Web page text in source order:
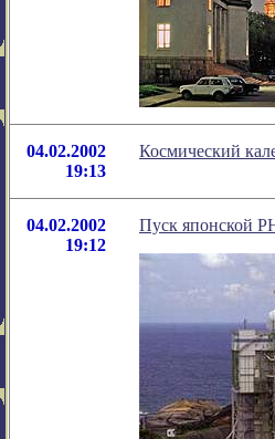
04.02.2002
19:13
Космический
04.02.2002
19:12
Пуск японской